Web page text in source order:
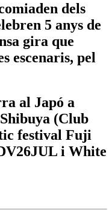
dels
5 anys de
gira que
escenaris, pel
al Japó a
(Club
festival Fuji
i White